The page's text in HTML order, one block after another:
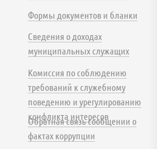
Формы документов и бланки
Сведения о доходах
муниципальных служащих
Комиссия по соблюдению
требований к служебному
поведению и урегулированию
конфликта интересов
Обратная связь сообщении о
фактах коррупции